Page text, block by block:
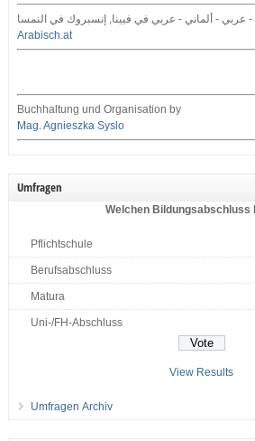
عربي - ألماني - عربي في فيينا, إنسبروك في النمسا
Arabisch.at
Buchhaltung und Organisation by
Mag. Agnieszka Syslo
Umfragen
Welchen Bildungsabschluss
Pflichtschule
Berufsabschluss
Matura
Uni-/FH-Abschluss
View Results
Umfragen Archiv